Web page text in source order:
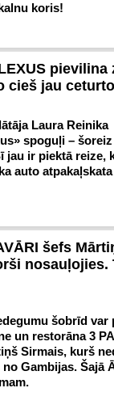
koris!
pievilina
cieš jau
Laura Reinika
spoguļi –
jau ir piektā reize,
auto atpakaļskata
šefs
nosauļojies.
šobrīd var
un restorāna 3
Sirmais, kurš
Gambijas. Šajā